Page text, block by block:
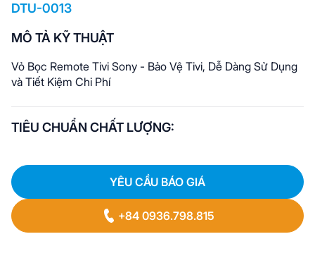
DTU-0013
MÔ TẢ KỸ THUẬT
Vỏ Bọc Remote Tivi Sony - Bảo Vệ Tivi, Dễ Dàng Sử Dụng
và Tiết Kiệm Chi Phí
TIÊU CHUẨN CHẤT LƯỢNG:
YÊU CẦU BÁO GIÁ
+84 0936.798.815